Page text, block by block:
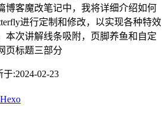
博客魔改笔记中，我将详细介绍如何
进行定制和修改，以实现各种特效
本次讲解线条吸附，页脚养鱼和自定
页标题三部分
于:2024-02-23